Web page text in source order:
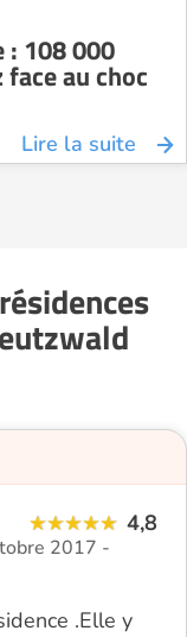
: 108 000
au choc
Lire la suite
4,8
2017 -
.Elle y